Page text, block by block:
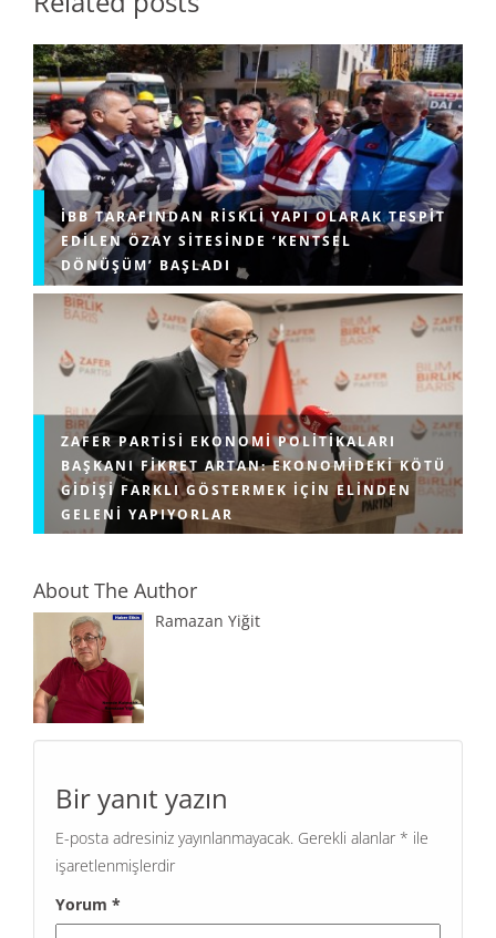
İBB TARAFINDAN RISKLI YAPI OLARAK TESPIT
EDILEN ÖZAY SITESINDE ‘KENTSEL
DÖNÜŞÜM’ BAŞLADI
ZAFER PARTISI EKONOMI POLITIKALARI
BAŞKANI FIKRET ARTAN: EKONOMIDEKI KÖTÜ
GIDIŞI FARKLI GÖSTERMEK IÇIN ELINDEN
GELENI YAPIYORLAR
About The Author
Ramazan Yiğit
Bir yanıt yazın
E-posta adresiniz yayınlanmayacak. Gerekli alanlar * ile
işaretlenmişlerdir
Yorum *